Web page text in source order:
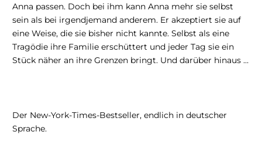
Anna passen. Doch bei ihm kann Anna mehr sie selbst
sein als bei irgendjemand anderem. Er akzeptiert sie auf
eine Weise, die sie bisher nicht kannte. Selbst als eine
Tragödie ihre Familie erschüttert und jeder Tag sie ein
Stück näher an ihre Grenzen bringt. Und darüber hinaus …
Der New-York-Times-Bestseller, endlich in deutscher
Sprache.